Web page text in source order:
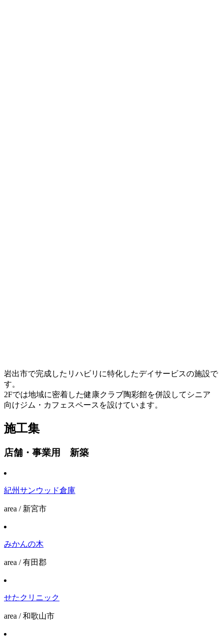
岩出市で完成したリハビリに特化したデイサービスの施設で
す。
2Fでは地域に密着した健康クラブ陶彩館を併設してシニア
向けジム・カフェスペースを設けています。
施工集
店舗・事業用 新築
紀州サンウッド倉庫
area / 新宮市
みかんの木
area / 有田郡
せたクリニック
area / 和歌山市